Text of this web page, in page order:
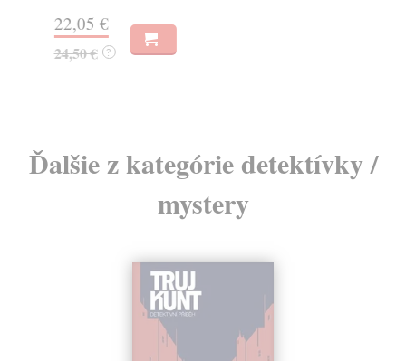
22,05 €
24,50 € ?
Ďalšie z kategórie detektívky /
mystery